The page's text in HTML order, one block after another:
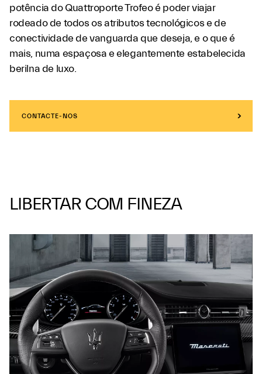
potência do Quattroporte Trofeo é poder viajar
rodeado de todos os atributos tecnológicos e de
conectividade de vanguarda que deseja, e o que é
mais, numa espaçosa e elegantemente estabelecida
berilna de luxo.
CONTACTE-NOS
LIBERTAR COM FINEZA